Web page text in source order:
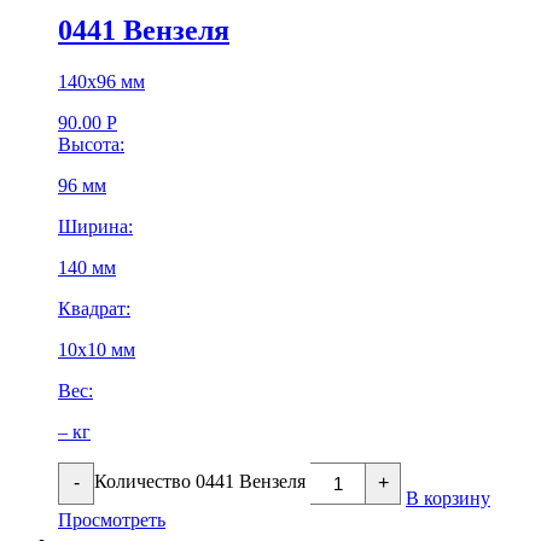
0441 Вензеля
140х96 мм
90.00 Р
Высота:
96 мм
Ширина:
140 мм
Квадрат:
10х10 мм
Вес:
– кг
- Количество 0441 Вензеля +
В корзину
Просмотреть